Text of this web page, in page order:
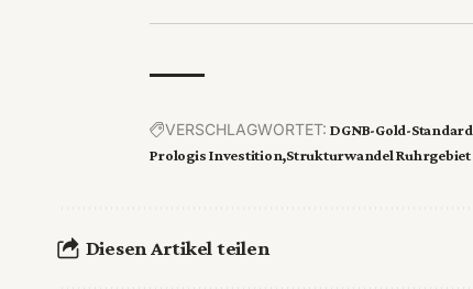
VERSCHLAGWORTET: DGNB-Gold-Standard
Prologis Investition Strukturwandel Ruhrgebiet
Diesen Artikel teilen